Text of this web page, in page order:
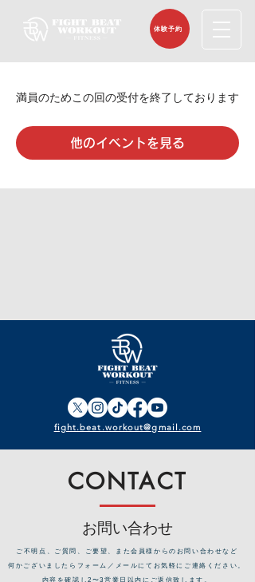
体験予約
満員のためこの回の受付を終了しております
他のイベントを見る
fight.beat.workout@gmail.com
CONTACT
お問い合わせ
​ご不明点、ご質問、ご要望、また会員様からのお問い合わせなど
何かございましたらフォーム／メールにてお気軽にご連絡ください。
内容を確認し2〜3営業日以内にご返信致します。